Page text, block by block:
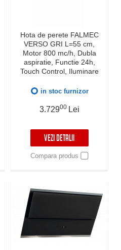
Hota de perete FALMEC
VERSO GRI L=55 cm,
Motor 800 mc/h, Dubla
aspiratie, Functie 24h,
Touch Control, Iluminare
ani, Fabricatie Italia
in stoc furnizor
3.72900 Lei
VEZI DETALII
Compara produs